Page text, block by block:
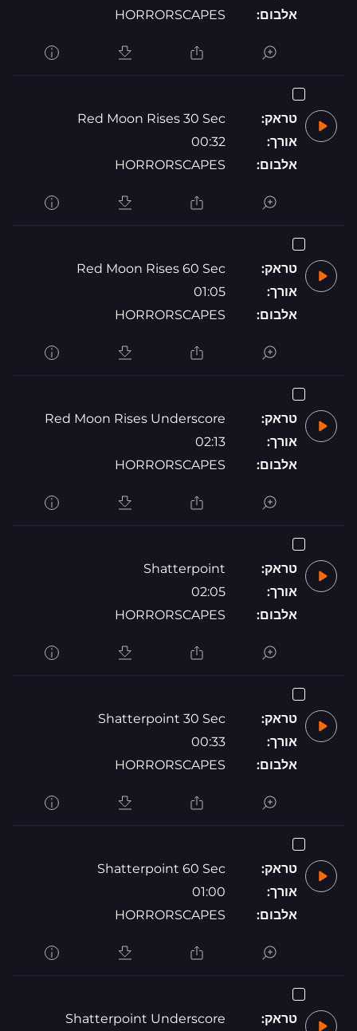
אלבום:
HORRORSCAPES
טראק:
Red Moon Rises 30 Sec
אורך:
00:32
אלבום:
HORRORSCAPES
טראק:
Red Moon Rises 60 Sec
אורך:
01:05
אלבום:
HORRORSCAPES
טראק:
Red Moon Rises Underscore
אורך:
02:13
אלבום:
HORRORSCAPES
טראק:
Shatterpoint
אורך:
02:05
אלבום:
HORRORSCAPES
טראק:
Shatterpoint 30 Sec
אורך:
00:33
אלבום:
HORRORSCAPES
טראק:
Shatterpoint 60 Sec
אורך:
01:00
אלבום:
HORRORSCAPES
טראק: Shatterpoint Underscore